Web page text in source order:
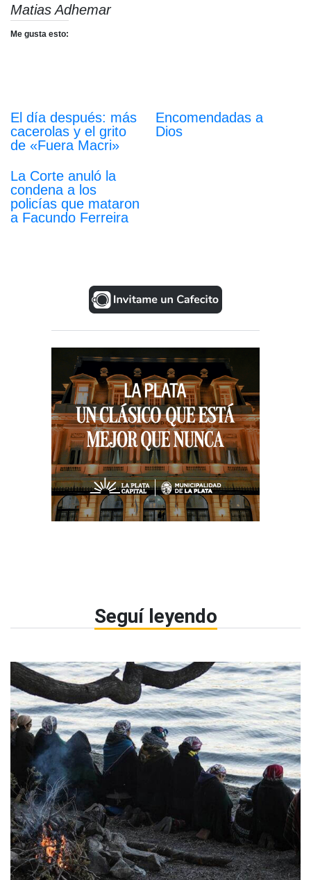
Matias Adhemar
Me gusta esto:
El día después: más
cacerolas y el grito
de «Fuera Macri»
Encomendadas a
Dios
La Corte anuló la
condena a los
policías que mataron
a Facundo Ferreira
Seguí leyendo